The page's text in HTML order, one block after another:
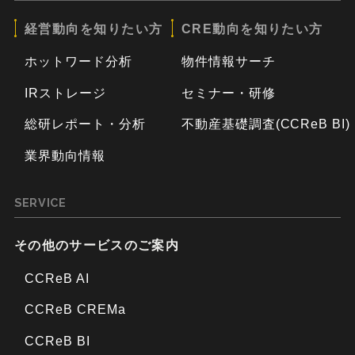
経営動向を知りたい方
ホットワード分析
IRストレージ
総研レポート・分析
業界動向情報
CRE動向を知りたい方
物件情報サーチ
セミナー・研修
不動産基礎調査(CCReB BI)
SERVICE
その他のサービスのご案内
CCReB AI
CCReB CREMa
CCReB BI